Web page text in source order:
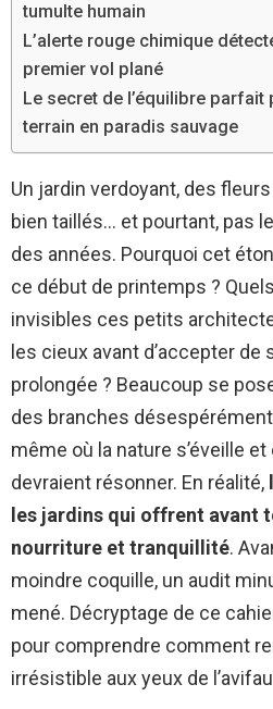
tumulte humain
L’alerte rouge chimique
premier vol plané
Le secret de l’équilibre
terrain en paradis sauvage
Un jardin verdoyant, des
bien taillés… et pourtant, pas
des années. Pourquoi cet
ce début de printemps ?
invisibles ces petits
les cieux avant d’accepter de
prolongée ? Beaucoup se
des branches
même où la nature s’éveille
devraient résonner. En réalité,
les jardins qui offrent avant
nourriture et tranquillité.
moindre coquille, un audit
mené. Décryptage de ce
pour comprendre comment
irrésistible aux yeux de